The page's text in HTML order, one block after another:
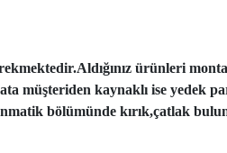
ürünleri
müşteriden kaynaklı ise yedek
bölümünde kırık,çatlak